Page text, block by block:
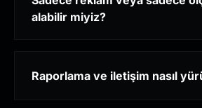
alabilir miyiz?
Raporlama ve iletişim nasıl